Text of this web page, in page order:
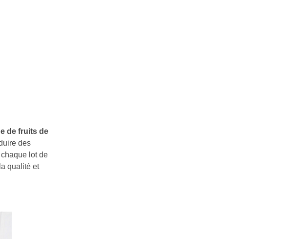
de fruits de
des
lot de
qualité et